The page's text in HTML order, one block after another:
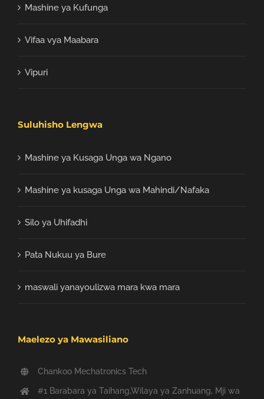
Mashine ya Kufunga
Vifaa vya Maabara
Vipuri
Suluhisho Lengwa
Mashine ya Kusaga Unga wa Ngano
Mashine ya kusaga Unga wa Mahindi/Nafaka
Silo ya Uhifadhi
Pata Nukuu ya Bure
maswali yanayoulizwa mara kwa mara
Maelezo ya Mawasiliano
Chankoo Mechatronics Tech
#1 Barabara ya Taihang,Wilaya ya Zanhuang, Mji wa